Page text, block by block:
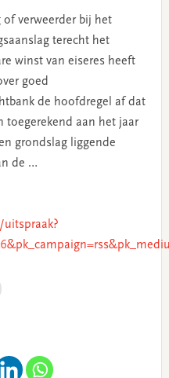
of verweerder bij het
terecht het
winst van eiseres heeft
goed
de hoofdregel af dat
toegerekend aan het jaar
grondslag liggende
de …